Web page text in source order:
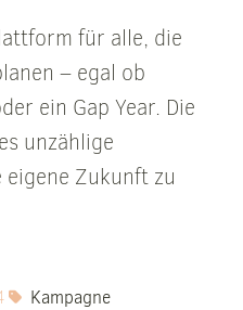
für alle, die
– egal ob
ein Gap Year. Die
unzählige
Zukunft zu
Kampagne